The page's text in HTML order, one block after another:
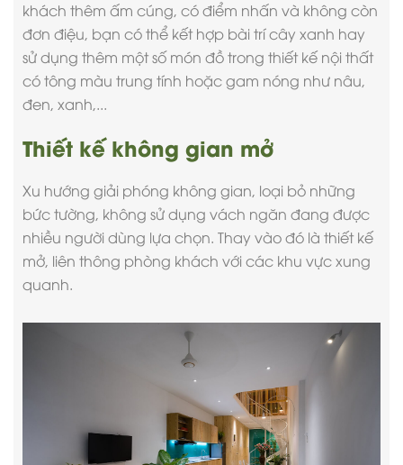
khách thêm ấm cúng, có điểm nhấn và không còn
đơn điệu, bạn có thể kết hợp bài trí cây xanh hay
sử dụng thêm một số món đồ trong thiết kế nội thất
có tông màu trung tính hoặc gam nóng như nâu,
đen, xanh,...
Thiết kế không gian mở
Xu hướng giải phóng không gian, loại bỏ những
bức tường, không sử dụng vách ngăn đang được
nhiều người dùng lựa chọn. Thay vào đó là thiết kế
mở, liên thông phòng khách với các khu vực xung
quanh.